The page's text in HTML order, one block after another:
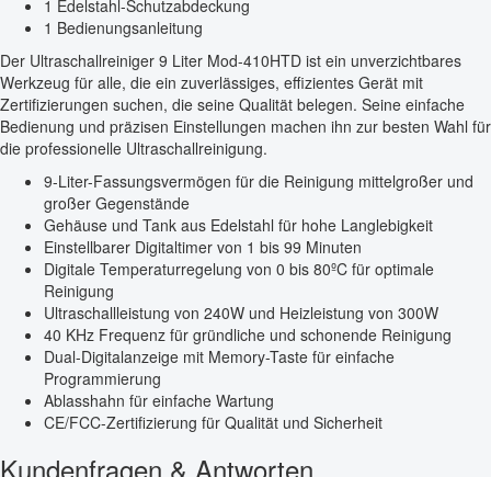
1 Edelstahl-Schutzabdeckung
1 Bedienungsanleitung
Der Ultraschallreiniger 9 Liter Mod-410HTD ist ein unverzichtbares
Werkzeug für alle, die ein zuverlässiges, effizientes Gerät mit
Zertifizierungen suchen, die seine Qualität belegen. Seine einfache
Bedienung und präzisen Einstellungen machen ihn zur besten Wahl für
die professionelle Ultraschallreinigung.
9-Liter-Fassungsvermögen für die Reinigung mittelgroßer und
großer Gegenstände
Gehäuse und Tank aus Edelstahl für hohe Langlebigkeit
Einstellbarer Digitaltimer von 1 bis 99 Minuten
Digitale Temperaturregelung von 0 bis 80ºC für optimale
Reinigung
Ultraschallleistung von 240W und Heizleistung von 300W
40 KHz Frequenz für gründliche und schonende Reinigung
Dual-Digitalanzeige mit Memory-Taste für einfache
Programmierung
Ablasshahn für einfache Wartung
CE/FCC-Zertifizierung für Qualität und Sicherheit
Kundenfragen & Antworten